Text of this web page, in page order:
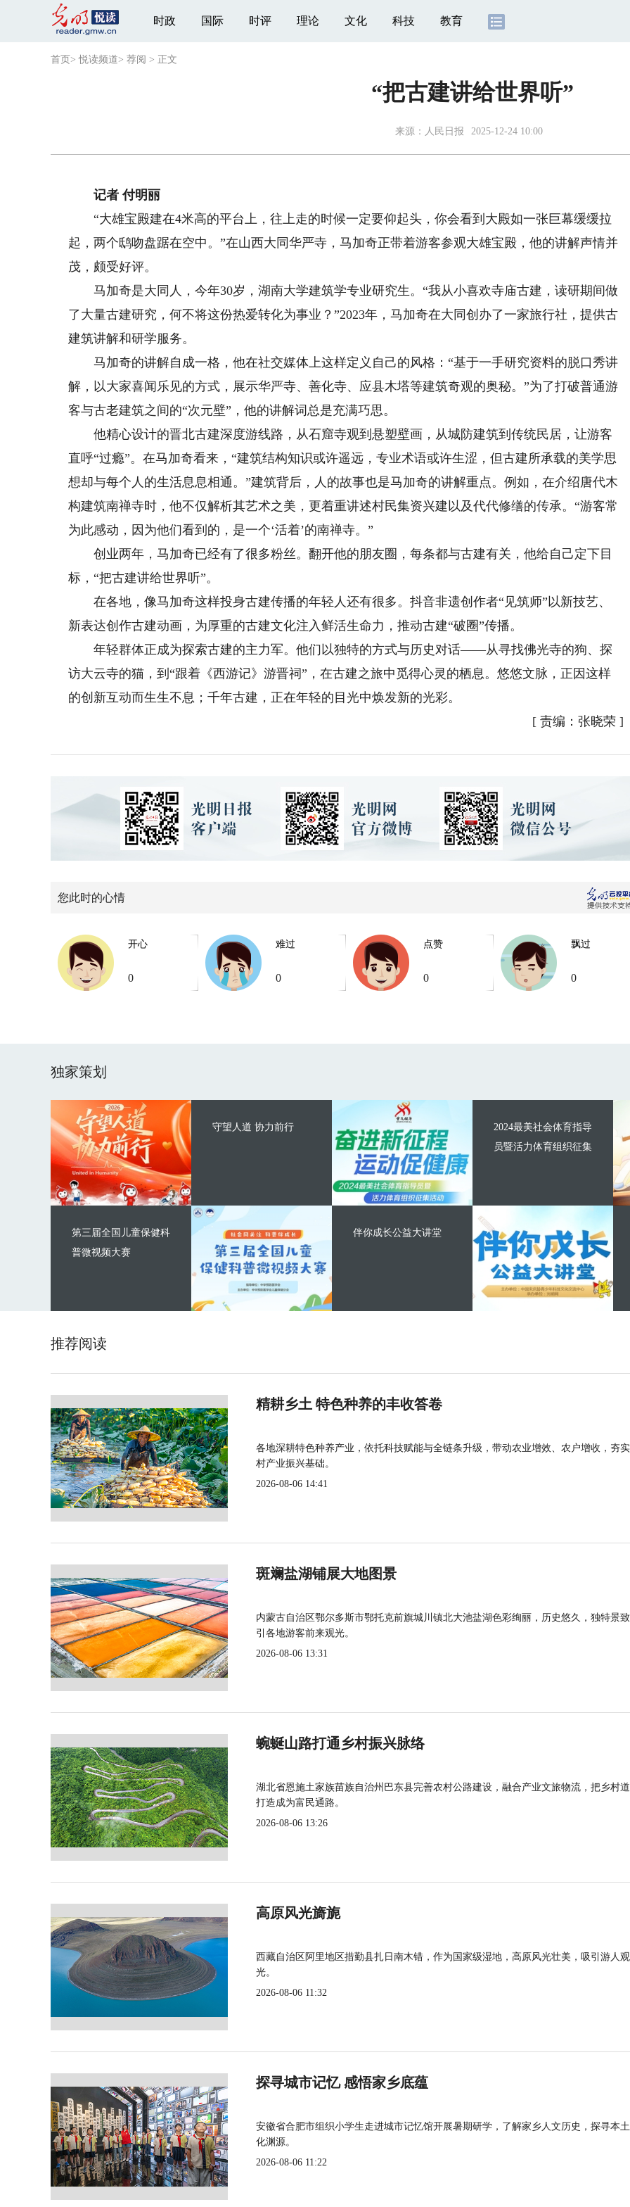
时政 国际 时评 理论 文化 科技 教育
首页 >悦读频道> 荐阅 > 正文
“把古建讲给世界听”
来源： 人民日报 2025-12-24 10:00
记者 付明丽
“大雄宝殿建在4米高的平台上，往上走的时候一定要仰起头，你会看到大殿如一张巨幕缓缓拉
起，两个鸱吻盘踞在空中。”在山西大同华严寺，马加奇正带着游客参观大雄宝殿，他的讲解声情并
茂，颇受好评。
马加奇是大同人，今年30岁，湖南大学建筑学专业研究生。“我从小喜欢寺庙古建，读研期间做
了大量古建研究，何不将这份热爱转化为事业？”2023年，马加奇在大同创办了一家旅行社，提供古
建筑讲解和研学服务。
马加奇的讲解自成一格，他在社交媒体上这样定义自己的风格：“基于一手研究资料的脱口秀讲
解，以大家喜闻乐见的方式，展示华严寺、善化寺、应县木塔等建筑奇观的奥秘。”为了打破普通游
客与古老建筑之间的“次元壁”，他的讲解词总是充满巧思。
他精心设计的晋北古建深度游线路，从石窟寺观到悬塑壁画，从城防建筑到传统民居，让游客
直呼“过瘾”。在马加奇看来，“建筑结构知识或许遥远，专业术语或许生涩，但古建所承载的美学思
想却与每个人的生活息息相通。”建筑背后，人的故事也是马加奇的讲解重点。例如，在介绍唐代木
构建筑南禅寺时，他不仅解析其艺术之美，更着重讲述村民集资兴建以及代代修缮的传承。“游客常
为此感动，因为他们看到的，是一个‘活着’的南禅寺。”
创业两年，马加奇已经有了很多粉丝。翻开他的朋友圈，每条都与古建有关，他给自己定下目
标，“把古建讲给世界听”。
在各地，像马加奇这样投身古建传播的年轻人还有很多。抖音非遗创作者“见筑师”以新技艺、
新表达创作古建动画，为厚重的古建文化注入鲜活生命力，推动古建“破圈”传播。
年轻群体正成为探索古建的主力军。他们以独特的方式与历史对话——从寻找佛光寺的狗、探
访大云寺的猫，到“跟着《西游记》游晋祠”，在古建之旅中觅得心灵的栖息。悠悠文脉，正因这样
的创新互动而生生不息；千年古建，正在年轻的目光中焕发新的光彩。
[ 责编：张晓荣 ]
您此时的心情
开心
0
难过
0
点赞
0
飘过
0
独家策划
守望人道 协力前行
第三届全国儿童保健科
普微视频大赛
2024最美社会体育指导
员暨活力体育组织征集
伴你成长公益大讲堂
推荐阅读
精耕乡土 特色种养的丰收答卷
各地深耕特色种养产业，依托科技赋能与全链条升级，带动农业增效、农户增收，夯
村产业振兴基础。
2026-08-06 14:41
斑斓盐湖铺展大地图景
内蒙古自治区鄂尔多斯市鄂托克前旗城川镇北大池盐湖色彩绚丽，历史悠久，独特景
引各地游客前来观光。
2026-08-06 13:31
蜿蜒山路打通乡村振兴脉络
湖北省恩施土家族苗族自治州巴东县完善农村公路建设，融合产业文旅物流，把乡村
打造成为富民通路。
2026-08-06 13:26
高原风光旖旎
西藏自治区阿里地区措勤县扎日南木错，作为国家级湿地，高原风光壮美，吸引游人观
光。
2026-08-06 11:32
探寻城市记忆 感悟家乡底蕴
安徽省合肥市组织小学生走进城市记忆馆开展暑期研学，了解家乡人文历史，探寻本
化渊源。
2026-08-06 11:22